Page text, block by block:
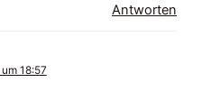
Antworten
18:57